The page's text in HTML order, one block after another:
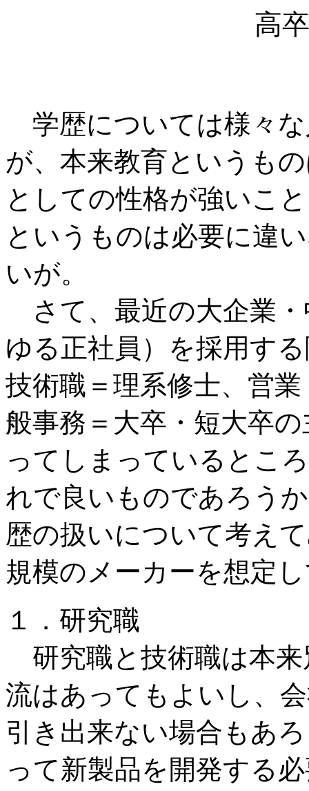
高
学歴については様々
が、本来教育というも
としての性格が強いこ
というものは必要に違
いが。
さて、最近の大企業・
ゆる正社員）を採用す
技術職＝理系修士、営
般事務＝大卒・短大卒
ってしまっているとこ
れで良いものであろう
歴の扱いについて考え
規模のメーカーを想定
１．研究職
研究職と技術職は本
流はあってもよいし、
引き出来ない場合もあ
って新製品を開発する